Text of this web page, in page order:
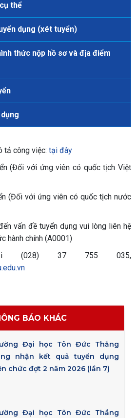
thể
dụng (xét tuyển)
thức nộp hồ sơ và địa điểm
tả công việc: tại đây
(Đối với ứng viên có quốc tịch Việt
(Đối với ứng viên có quốc tịch nước
vấn đề tuyển dụng vui lòng liên hệ
hành chính (A0001)
(028) 37 755 035,
BÁO KHÁC
Đại học Tôn Đức Thắng
nhận kết quả tuyển dụng
chức đợt 2 năm 2026 (lần 7)
Đại học Tôn Đức Thắng